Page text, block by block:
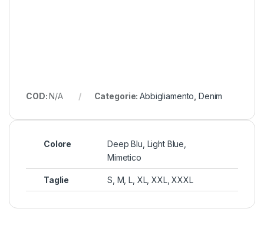
COD:N/A Categorie:Abbigliamento ,Denim
Colore
Deep Blu, Light Blue,
Mimetico
Taglie S, M, L, XL, XXL, XXXL